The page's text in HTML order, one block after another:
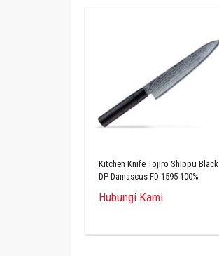
Kitchen Knife Tojiro Shippu Black
DP Damascus FD 1595 100%
Hubungi Kami